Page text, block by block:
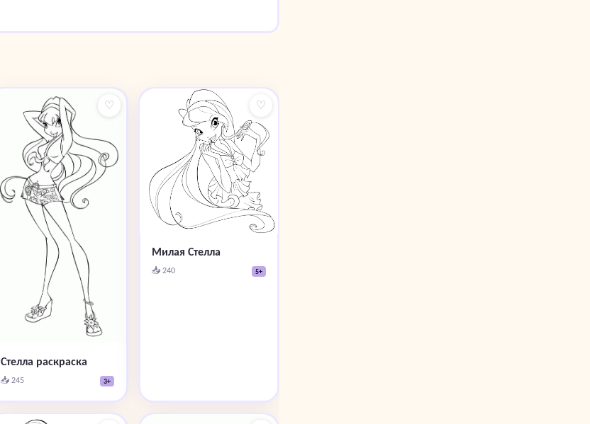
♡
Стелла раскраска
📥 245 3+
♡
Милая Стелла
📥 240 5+